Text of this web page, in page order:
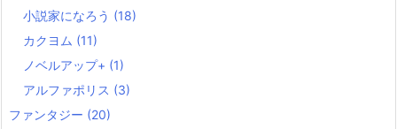
小説家になろう (18)
カクヨム (11)
ノベルアップ+ (1)
アルファポリス (3)
ファンタジー (20)